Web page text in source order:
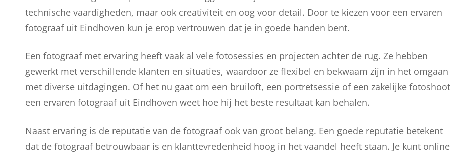
technische vaardigheden, maar ook creativiteit en oog voor detail. Door te kiezen voor een ervaren
fotograaf uit Eindhoven kun je erop vertrouwen dat je in goede handen bent.
Een fotograaf met ervaring heeft vaak al vele fotosessies en projecten achter de rug. Ze hebben
gewerkt met verschillende klanten en situaties, waardoor ze flexibel en bekwaam zijn in het omgaan
met diverse uitdagingen. Of het nu gaat om een bruiloft, een portretsessie of een zakelijke
een ervaren fotograaf uit Eindhoven weet hoe hij het beste resultaat kan behalen.
Naast ervaring is de reputatie van de fotograaf ook van groot belang. Een goede reputatie betekent
dat de fotograaf betrouwbaar is en klanttevredenheid hoog in het vaandel heeft staan. Je kunt online